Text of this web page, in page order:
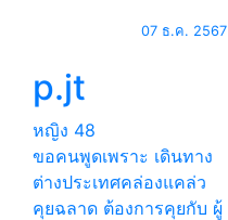
07 ธ.ค. 2567
p.jt
หญิง 48
ขอคนพูดเพราะ เดินทาง
ต่างประเทศคล่องแคล่ว
คุยฉลาด ต้องการคุยกับ ผู้